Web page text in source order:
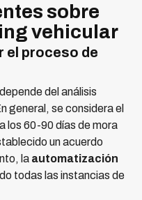
sobre
vehicular
el proceso de
del análisis
general, se considera el
los 60-90 días de mora
un acuerdo
la automatización
todas las instancias de